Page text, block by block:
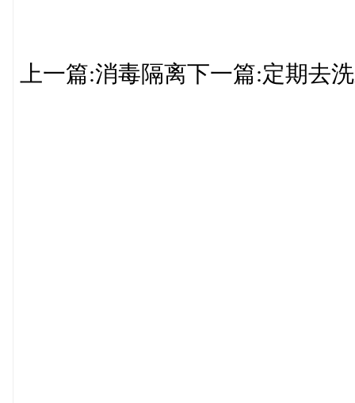
上一篇:消毒隔离下一篇:定期去